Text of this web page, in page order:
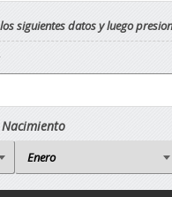
siguientes datos y luego
Nacimiento